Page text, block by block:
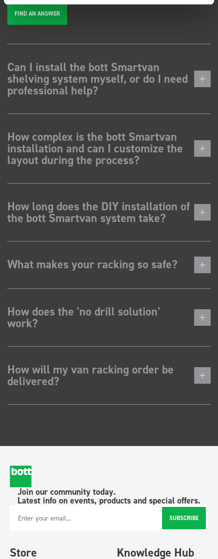
FIND AN ANSWER
Can I install the bott Smartvan
shelving system myself, or do I need
professional help?
How complex is the bott Smartvan
installation and can I customize the
layout during the process?
How long does the DIY installation of
the bott Smartvan system take?
What makes your racking so safe?
How does the 'no drill solution'
work?
How will my van racking order be
delivered?
Join our community today.
Latest info on events, products and special offers.
Email Address SUBSCRIBE
Store Knowledge Hub